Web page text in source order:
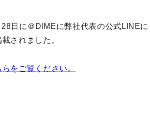
日に＠DIMEに弊社代表の公式LINE
されました。
をご覧ください。